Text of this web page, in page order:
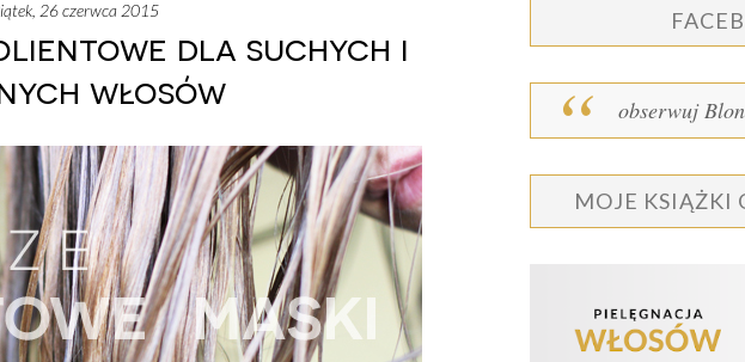
piątek, 26 czerwca 2015
dla suchych i
włosów
obserwuj
MOJE KSIĄŻKI